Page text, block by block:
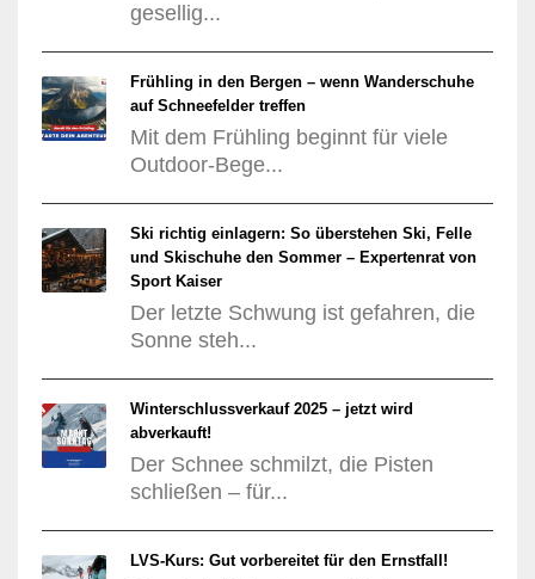
gesellig...
Frühling in den Bergen – wenn Wanderschuhe
auf Schneefelder treffen
Mit dem Frühling beginnt für viele
Outdoor-Bege...
Ski richtig einlagern: So überstehen Ski, Felle
und Skischuhe den Sommer – Expertenrat von
Sport Kaiser
Der letzte Schwung ist gefahren, die
Sonne steh...
Winterschlussverkauf 2025 – jetzt wird
abverkauft!
Der Schnee schmilzt, die Pisten
schließen – für...
LVS-Kurs: Gut vorbereitet für den Ernstfall!